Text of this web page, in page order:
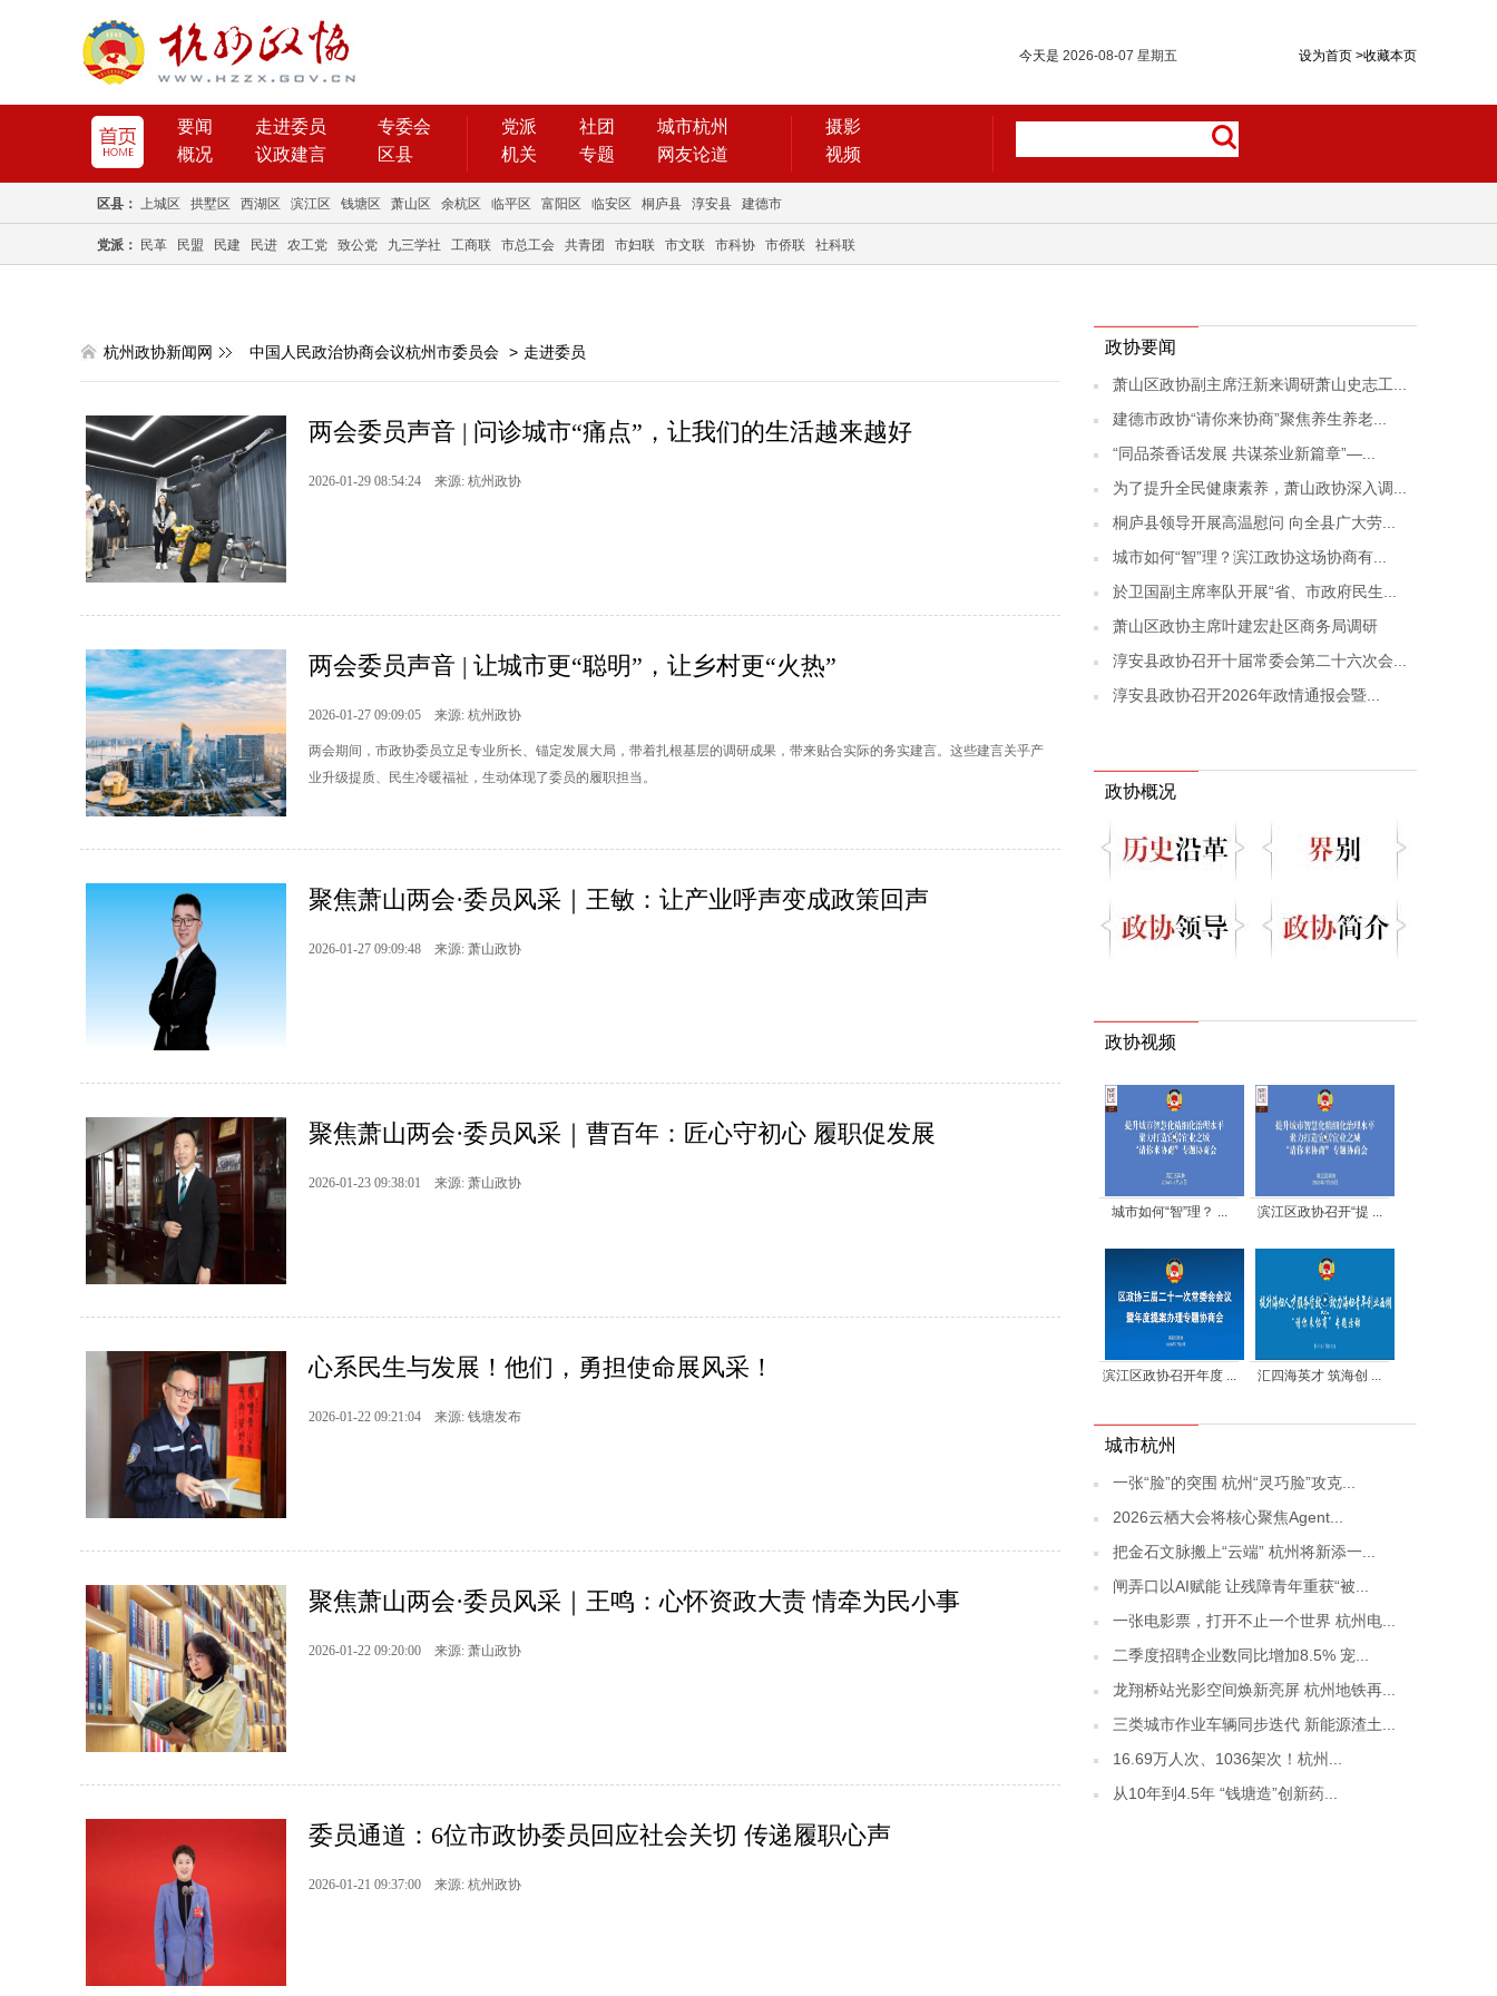
设为首页 >收藏本页
今天是 2026-08-07 星期五
要闻 走进委员
专委会
概况
议政建言 区县
党派 社团
城市杭州
机关
专题 网友论道
摄影
视频
区县： 上城区 拱墅区 西湖区 滨江区 钱塘区 萧山区 余杭区 临平区 富阳区 临安区 桐庐县 淳安县 建德市
党派： 民革 民盟 民建 民进 农工党 致公党 九三学社 工商联 市总工会 共青团 市妇联 市文联 市科协 市侨联 社科联
杭州政协新闻网 中国人民政治协商会议杭州市委员会 > 走进委员
两会委员声音 | 问诊城市“痛点”，让我们的生活越来越好
2026-01-29 08:54:24 来源: 杭州政协
两会委员声音 | 让城市更“聪明”，让乡村更“火热”
2026-01-27 09:09:05 来源: 杭州政协
两会期间，市政协委员立足专业所长、锚定发展大局，带着扎根基层的调研成果，带来贴合实际的务实建言。这些建言关乎产
业升级提质、民生冷暖福祉，生动体现了委员的履职担当。
聚焦萧山两会·委员风采｜王敏：让产业呼声变成政策回声
2026-01-27 09:09:48 来源: 萧山政协
聚焦萧山两会·委员风采｜曹百年：匠心守初心 履职促发展
2026-01-23 09:38:01 来源: 萧山政协
心系民生与发展！他们，勇担使命展风采！
2026-01-22 09:21:04 来源: 钱塘发布
聚焦萧山两会·委员风采｜王鸣：心怀资政大责 情牵为民小事
2026-01-22 09:20:00 来源: 萧山政协
委员通道：6位市政协委员回应社会关切 传递履职心声
2026-01-21 09:37:00 来源: 杭州政协
政协要闻
萧山区政协副主席汪新来调研萧山史志工...
建德市政协“请你来协商”聚焦养生养老...
“同品茶香话发展 共谋茶业新篇章”—...
为了提升全民健康素养，萧山政协深入调...
桐庐县领导开展高温慰问 向全县广大劳...
城市如何“智”理？滨江政协这场协商有...
於卫国副主席率队开展“省、市政府民生...
萧山区政协主席叶建宏赴区商务局调研
淳安县政协召开十届常委会第二十六次会...
淳安县政协召开2026年政情通报会暨...
政协概况
政协视频
城市如何“智”理？ ... 滨江区政协召开“提 ...
滨江区政协召开年度 ... 汇四海英才 筑海创 ...
城市杭州
一张“脸”的突围 杭州“灵巧脸”攻克...
2026云栖大会将核心聚焦Agent...
把金石文脉搬上“云端” 杭州将新添一...
闸弄口以AI赋能 让残障青年重获“被...
一张电影票，打开不止一个世界 杭州电...
二季度招聘企业数同比增加8.5% 宠...
龙翔桥站光影空间焕新亮屏 杭州地铁再...
三类城市作业车辆同步迭代 新能源渣土...
16.69万人次、1036架次！杭州...
从10年到4.5年 “钱塘造”创新药...